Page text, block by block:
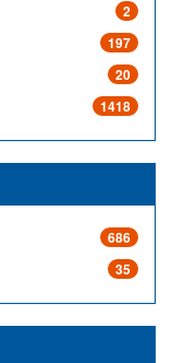
2
197
20
1418
686
35